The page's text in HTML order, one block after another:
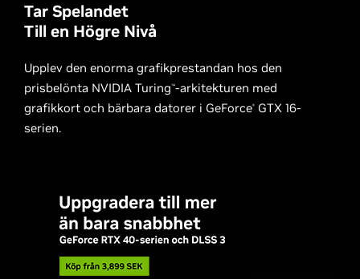
Tar Spelandet
Till en Högre Nivå
Upplev den enorma grafikprestandan hos den
prisbelönta NVIDIA Turing™-arkitekturen med
grafikkort och bärbara datorer i GeForce®
GTX 16-
serien.